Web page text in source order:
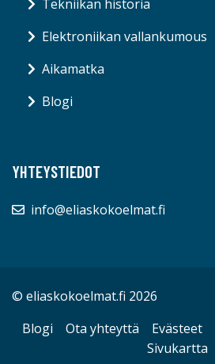
Tekniikan historia
Elektroniikan vallankumous
Aikamatka
Blogi
YHTEYSTIEDOT
info@eliaskokoelmat.fi
© eliaskokoelmat.fi 2026
Blogi
Ota yhteyttä Evästeet
Sivukartta